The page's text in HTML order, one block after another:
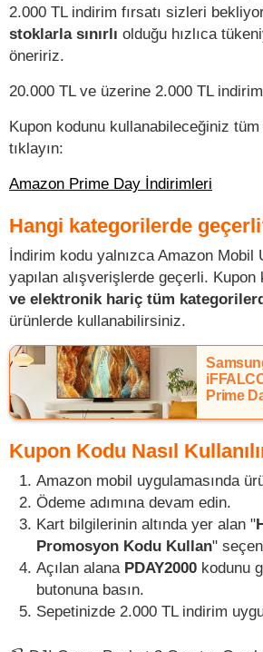
2.000 TL indirim fırsatı sizleri
stoklarla sınırlı olduğu hızlıca
öneririz.
20.000 TL ve üzerine 2.000 TL
Kupon kodunu kullanabileceğiniz
tıklayın:
Amazon Prime Day İndirimleri
Hangi kategorilerde
İndirim kodu yalnızca Amazon Mobil
yapılan alışverişlerde geçerli. Kupon
ve elektronik hariç tüm
ürünlerde kullanabilirsiniz.
Prime
Kupon Kodu Nasıl
Amazon mobil uygulamasında
Ödeme adımına devam edin.
Kart bilgilerinin altında yer alan "
Promosyon Kodu Kullan"
Açılan alana PDAY2000 kodunu
butonuna basın.
Sepetinizde 2.000 TL indirim